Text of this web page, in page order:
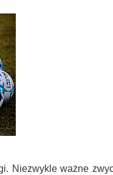
Niezwykle ważne